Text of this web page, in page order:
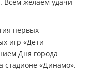
первых
игр «Дети
Дня города
стадионе «Динамо».